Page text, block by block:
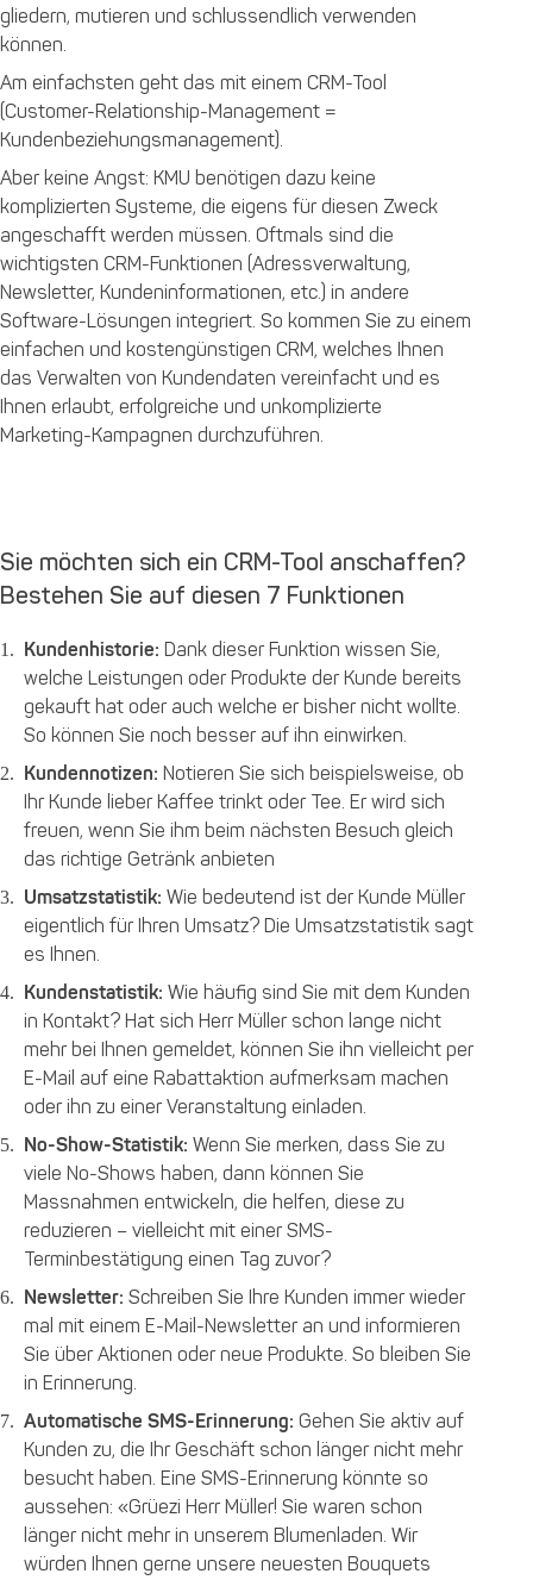
gliedern, mutieren und schlussendlich verwenden
können.
Am einfachsten geht das mit einem CRM-Tool
(Customer-Relationship-Management =
Kundenbeziehungsmanagement).
Aber keine Angst: KMU benötigen dazu keine
komplizierten Systeme, die eigens für diesen Zweck
angeschafft werden müssen. Oftmals sind die
wichtigsten CRM-Funktionen (Adressverwaltung,
Newsletter, Kundeninformationen, etc.) in andere
Software-Lösungen integriert. So kommen Sie zu einem
einfachen und kostengünstigen CRM, welches Ihnen
das Verwalten von Kundendaten vereinfacht und es
Ihnen erlaubt, erfolgreiche und unkomplizierte
Marketing-Kampagnen durchzuführen.
Sie möchten sich ein CRM-Tool anschaffen?
Bestehen Sie auf diesen 7 Funktionen
Kundenhistorie: Dank dieser Funktion wissen Sie,
welche Leistungen oder Produkte der Kunde bereits
gekauft hat oder auch welche er bisher nicht wollte.
So können Sie noch besser auf ihn einwirken.
Kundennotizen: Notieren Sie sich beispielsweise, ob
Ihr Kunde lieber Kaffee trinkt oder Tee. Er wird sich
freuen, wenn Sie ihm beim nächsten Besuch gleich
das richtige Getränk anbieten
Umsatzstatistik: Wie bedeutend ist der Kunde Müller
eigentlich für Ihren Umsatz? Die Umsatzstatistik sagt
es Ihnen.
Kundenstatistik: Wie häufig sind Sie mit dem Kunden
in Kontakt? Hat sich Herr Müller schon lange nicht
mehr bei Ihnen gemeldet, können Sie ihn vielleicht per
E-Mail auf eine Rabattaktion aufmerksam machen
oder ihn zu einer Veranstaltung einladen.
No-Show-Statistik: Wenn Sie merken, dass Sie zu
viele No-Shows haben, dann können Sie
Massnahmen entwickeln, die helfen, diese zu
reduzieren – vielleicht mit einer SMS-
Terminbestätigung einen Tag zuvor?
Newsletter: Schreiben Sie Ihre Kunden immer wieder
mal mit einem E-Mail-Newsletter an und informieren
Sie über Aktionen oder neue Produkte. So bleiben Sie
in Erinnerung.
Automatische SMS-Erinnerung: Gehen Sie aktiv auf
Kunden zu, die Ihr Geschäft schon länger nicht mehr
besucht haben. Eine SMS-Erinnerung könnte so
aussehen: «Grüezi Herr Müller! Sie waren schon
länger nicht mehr in unserem Blumenladen. Wir
würden Ihnen gerne unsere neuesten Bouquets